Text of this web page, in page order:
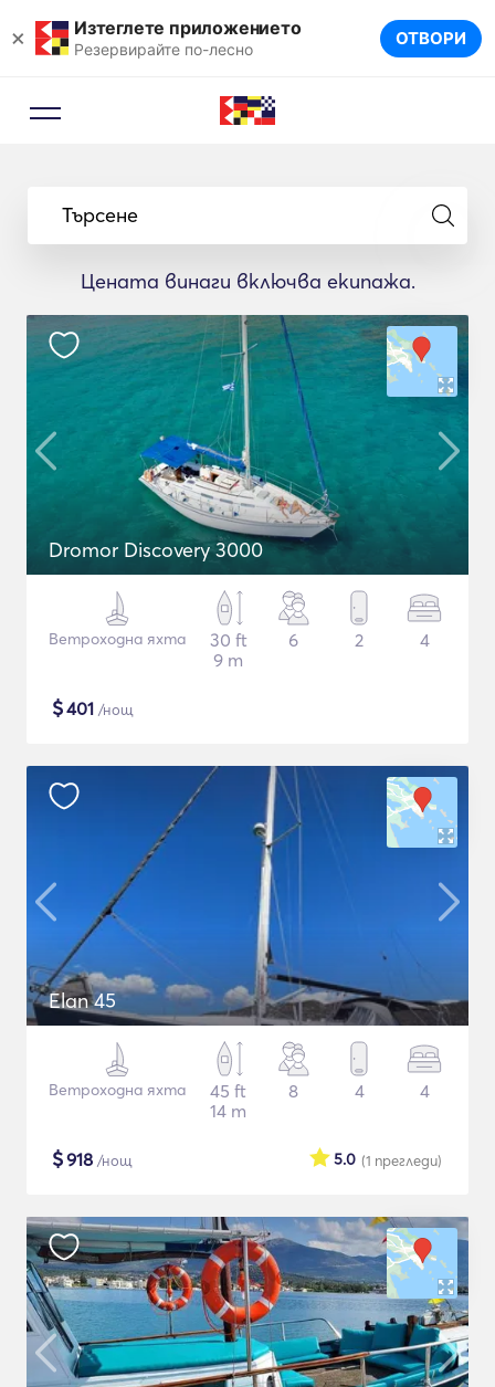
× Изтеглете приложението
Резервирайте по-лесно ОТВОРИ
Търсене
Цената винаги включва екипажа.
Dromor Discovery 3000
Ветроходна яхта
30 ft
9 m
6 2 4
$401 /нощ
Elan 45
Ветроходна яхта
45 ft
14 m
8 4 4
$918 /нощ (1 прегледи)
5.0